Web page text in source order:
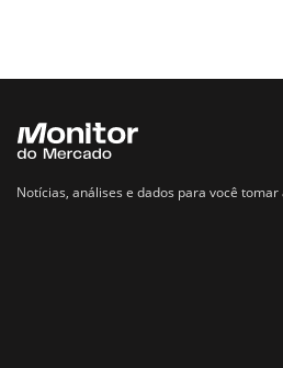
Notícias, análises e dados para você